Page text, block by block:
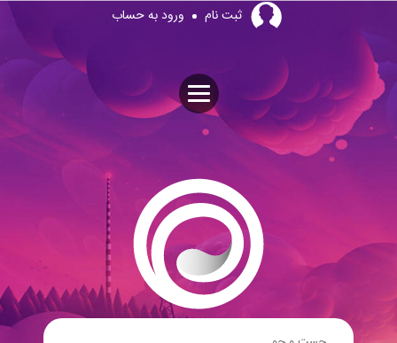
content
ثبت نام ورود به حساب